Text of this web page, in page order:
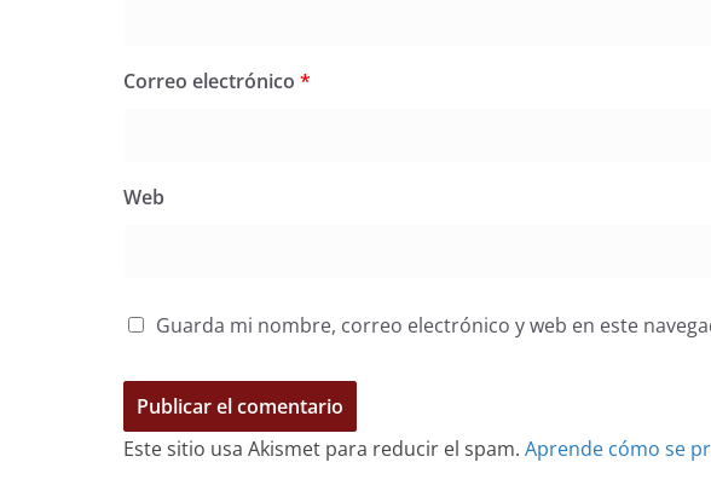
Correo electrónico *
Web
Guarda mi nombre, correo electrónico y web en este
Este sitio usa Akismet para reducir el spam. Aprende cómo se